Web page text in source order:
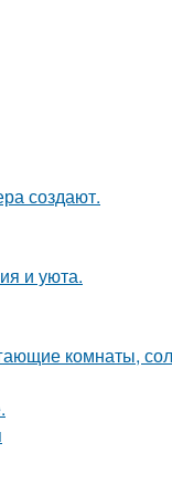
создают.
и уюта.
комнаты,